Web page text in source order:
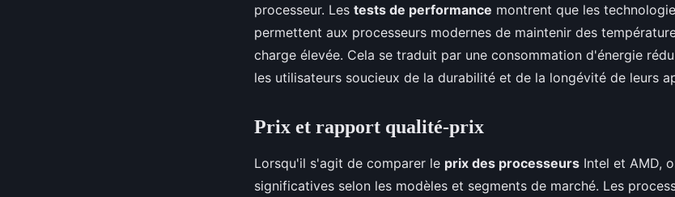
processeur. Les tests de performance montrent que les
permettent aux processeurs modernes de maintenir des
charge élevée. Cela se traduit par une consommation d'énergie
les utilisateurs soucieux de la durabilité et de la longévité de leurs
Prix et rapport qualité-prix
Lorsqu'il s'agit de comparer le prix des processeurs Intel et AMD,
significatives selon les modèles et segments de marché. Les